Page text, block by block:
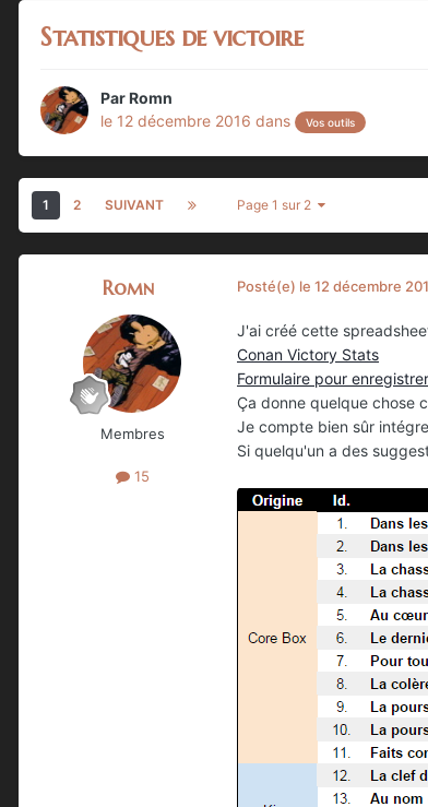
Statistiques de victoire
ParRomn
le 12 décembre 2016 dans Vos outils
1 2 SUIVANT Page 1 sur 2
Romn
Membres
15
Posté(e) le 12 décembre
J'ai créé cette
Conan Victory Stats
Formulaire pour
Ça donne quelque chose
Je compte bien sûr
Si quelqu'un a des